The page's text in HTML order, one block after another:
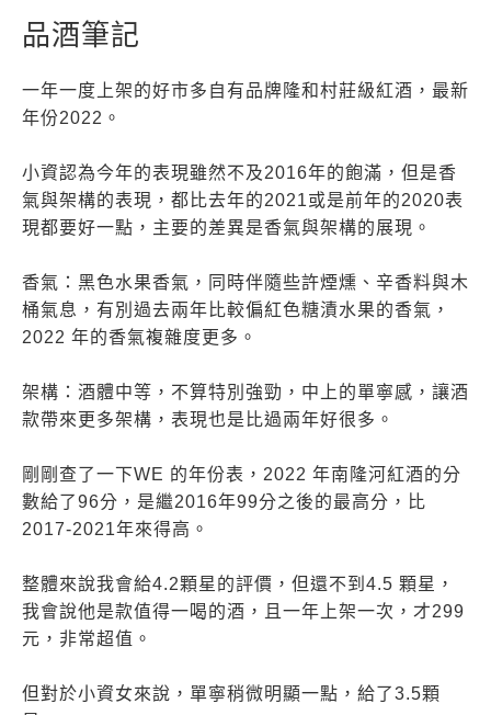
品酒筆記
一年一度上架的好市多自有品牌隆和村莊級紅酒，最新
年份2022。
小資認為今年的表現雖然不及2016年的飽滿，但是香
氣與架構的表現，都比去年的2021或是前年的2020表
現都要好一點，主要的差異是香氣與架構的展現。
香氣：黑色水果香氣，同時伴隨些許煙燻、辛香料與木
桶氣息，有別過去兩年比較偏紅色糖漬水果的香氣，
2022 年的香氣複雜度更多。
架構：酒體中等，不算特別強勁，中上的單寧感，讓酒
款帶來更多架構，表現也是比過兩年好很多。
剛剛查了一下WE 的年份表，2022 年南隆河紅酒的分
數給了96分，是繼2016年99分之後的最高分，比
2017-2021年來得高。
整體來說我會給4.2顆星的評價，但還不到4.5 顆星，
我會說他是款值得一喝的酒，且一年上架一次，才299
元，非常超值。
但對於小資女來說，單寧稍微明顯一點，給了3.5顆